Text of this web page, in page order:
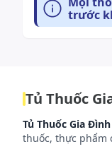
Trong nuôi
il - 1, il - 5, il -
còn là một
trước
Tủ Thuốc
Tủ Thuốc Gia Đình
thuốc, thực phẩm